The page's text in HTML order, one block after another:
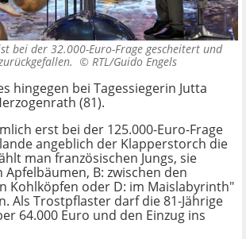
bei der 32.000-Euro-Frage gescheitert und
© RTL/Guido Engels
hingegen bei Tagessiegerin Jutta
(81).
erst bei der 125.000-Euro-Frage
angeblich der Klapperstorch die
man französischen Jungs, sie
Apfelbäumen, B: zwischen den
Kohlköpfen oder D: im Maislabyrinth"
Als Trostpflaster darf die 81-Jährige
64.000 Euro und den Einzug ins